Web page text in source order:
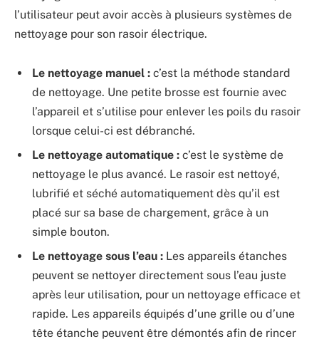
l’utilisateur peut avoir accès à plusieurs systèmes de
nettoyage pour son rasoir électrique.
Le nettoyage manuel : c’est la méthode standard
de nettoyage. Une petite brosse est fournie avec
l’appareil et s’utilise pour enlever les poils du rasoir
lorsque celui-ci est débranché.
Le nettoyage automatique : c’est le système de
nettoyage le plus avancé. Le rasoir est nettoyé,
lubrifié et séché automatiquement dès qu’il est
placé sur sa base de chargement, grâce à un
simple bouton.
Le nettoyage sous l’eau : Les appareils étanches
peuvent se nettoyer directement sous l’eau juste
après leur utilisation, pour un nettoyage efficace et
rapide. Les appareils équipés d’une grille ou d’une
tête étanche peuvent être démontés afin de rincer